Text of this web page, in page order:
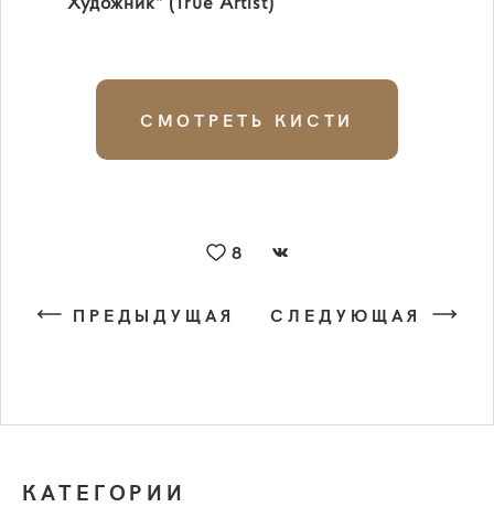
СМОТРЕТЬ КИСТИ
8
ПРЕДЫДУЩАЯ СЛЕДУЮЩАЯ
КАТЕГОРИИ